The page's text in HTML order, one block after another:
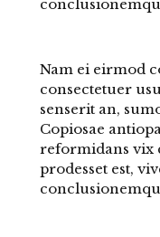
Nam ei eirmod
consectetuer
senserit an,
Copiosae
reformidans vix
prodesset est,